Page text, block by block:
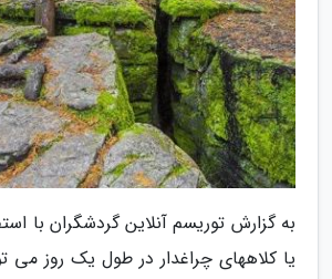
به گزارش توریسم آنلاین گردشگران با
یا کلاههای چراغدار در طول یک روز می